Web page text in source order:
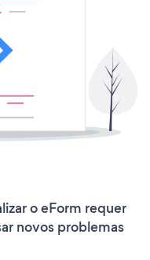
o eForm requer
novos problemas